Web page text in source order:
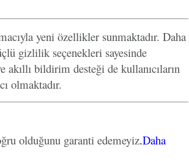
yeni özellikler sunmaktadır. Daha
gizlilik seçenekleri sayesinde
akıllı bildirim desteği de kullanıcıların
olmaktadır.
olduğunu garanti edemeyiz.Daha